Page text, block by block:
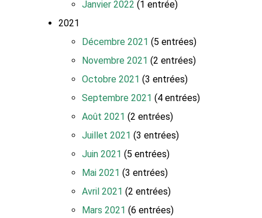
Janvier 2022 (1 entrée)
2021
Décembre 2021 (5 entrées)
Novembre 2021 (2 entrées)
Octobre 2021 (3 entrées)
Septembre 2021 (4 entrées)
Août 2021 (2 entrées)
Juillet 2021 (3 entrées)
Juin 2021 (5 entrées)
Mai 2021 (3 entrées)
Avril 2021 (2 entrées)
Mars 2021 (6 entrées)